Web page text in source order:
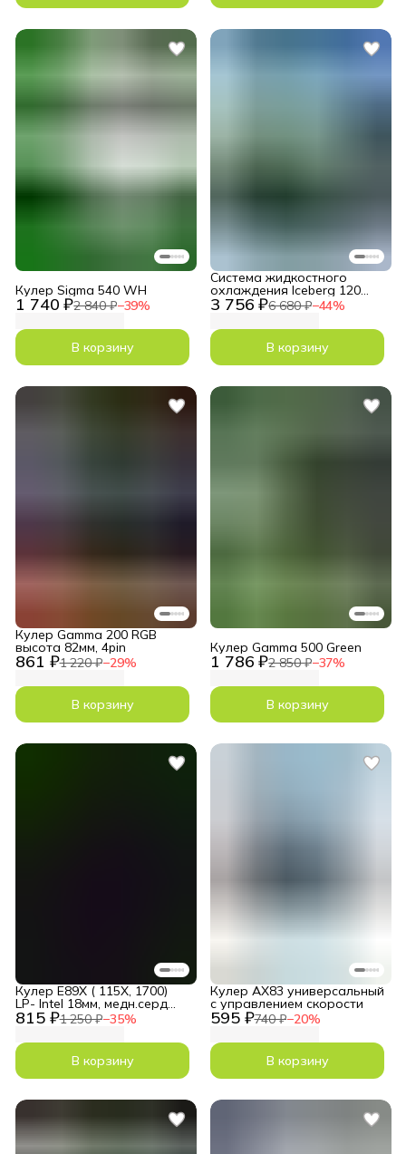
1 740 ₽2 840 ₽−39%
Кулер Sigma 540 WH
В корзину
3 756 ₽6 680 ₽−44%
Система жидкостного
охлаждения Iceberg 120
RGB
В корзину
861 ₽1 220 ₽−29%
Кулер Gamma 200 RGB
высота 82мм, 4pin
В корзину
1 786 ₽2 850 ₽−37%
Кулер Gamma 500 Green
В корзину
815 ₽1 250 ₽−35%
Кулер E89X ( 115X, 1700)
LP- Intel 18мм, медн.серд
50Вт
В корзину
595 ₽740 ₽−20%
Кулер AX83 универсальный
с управлением скорости
В корзину